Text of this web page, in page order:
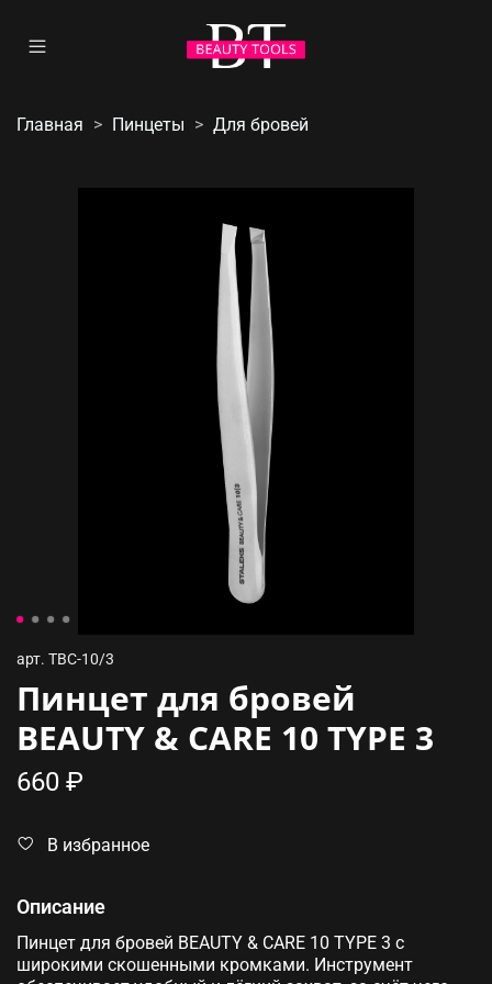
Главная Пинцеты Для бровей
арт. TBC-10/3
Пинцет для бровей
BEAUTY & CARE 10 TYPE 3
660 ₽
В избранное
Описание
Пинцет для бровей BEAUTY & CARE 10 TYPE 3 с
широкими скошенными кромками. Инструмент